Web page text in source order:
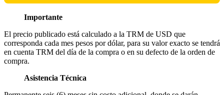
Importante
El precio publicado está calculado a la TRM de USD que
corresponda cada mes pesos por dólar, para su valor exacto se tendrá
en cuenta TRM del día de la compra o en su defecto de la orden de
compra.
Asistencia Técnica